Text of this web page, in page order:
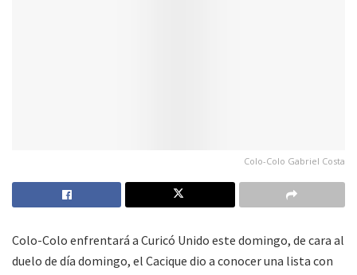
Colo-Colo Gabriel Costa
Colo-Colo enfrentará a Curicó Unido este domingo, de cara al
duelo de día domingo, el Cacique dio a conocer una lista con